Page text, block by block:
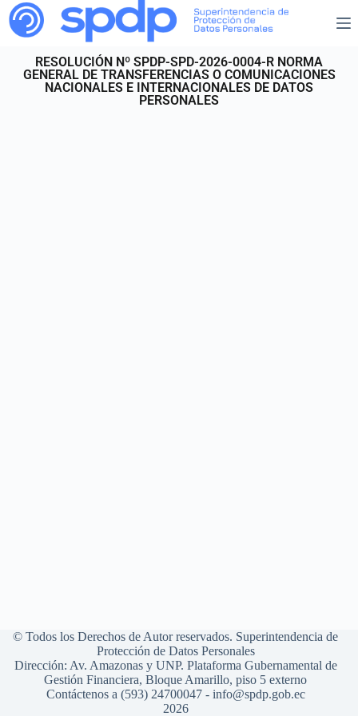
RESOLUCIÓN Nº SPDP-SPD-2026-0004-R NORMA
GENERAL DE TRANSFERENCIAS O COMUNICACIONES
NACIONALES E INTERNACIONALES DE DATOS
PERSONALES
© Todos los Derechos de Autor reservados. Superintendencia de
Protección de Datos Personales
Dirección: Av. Amazonas y UNP. Plataforma Gubernamental de
Gestión Financiera, Bloque Amarillo, piso 5 externo
Contáctenos a (593) 24700047 - info@spdp.gob.ec
2026